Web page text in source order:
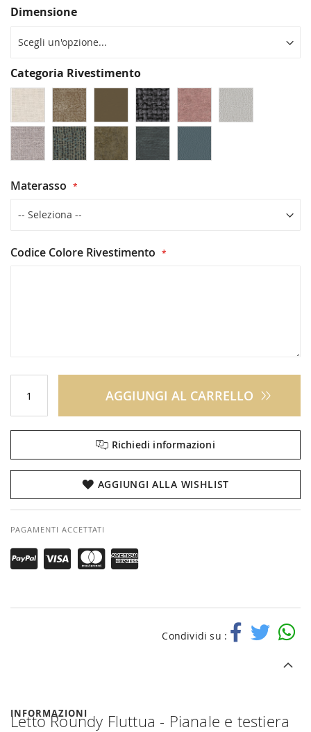
Dimensione
Categoria Rivestimento
Materasso
Codice Colore Rivestimento
AGGIUNGI AL CARRELLO
Richiedi informazioni
AGGIUNGI ALLA WISHLIST
PAGAMENTI ACCETTATI
Condividi su :
INFORMAZIONI
Letto Roundy Fluttua - Pianale e testiera